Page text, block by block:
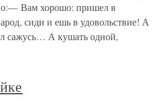
Вам хорошо: пришел в
сиди и ешь в удовольствие! А
сажусь… А кушать одной,